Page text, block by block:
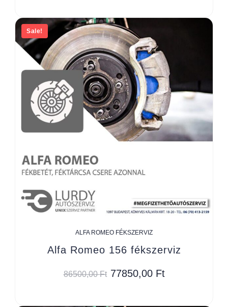
Sale!
ALFA ROMEO FÉKSZERVIZ
Alfa Romeo 156 fékszerviz
86500,00Ft 77850,00 Ft